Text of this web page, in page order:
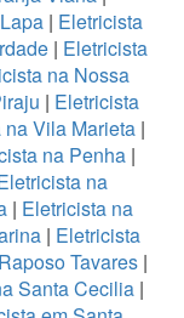
| Eletricista
| Eletricista
na Nossa
| Eletricista
Vila Marieta|
na Penha|
na
| Eletricista na
| Eletricista
Tavares|
Santa Cecilia|